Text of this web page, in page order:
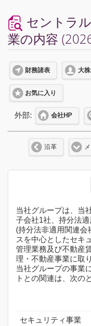
セントラ
業の内容
財務諸表 大
お気に入り
外部: 会社HP
沿革
当社グループは、当
子会社1社、持分法
(持分法非適用関連会
スを中心としたセキ
管理業務及び不動産
理・不動産事業に取
当社グループの事業
トとの関連は、次の
セキュリティ事業